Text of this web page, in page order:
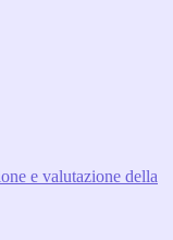
e valutazione della